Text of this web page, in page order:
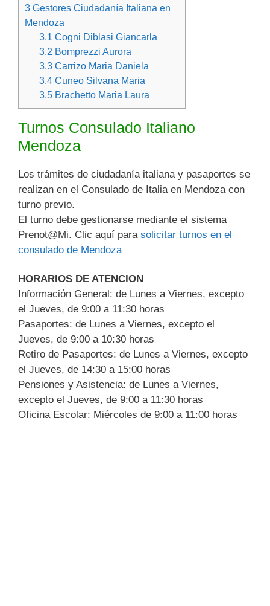
3 Gestores Ciudadanía Italiana en
Mendoza
3.1 Cogni Diblasi Giancarla
3.2 Bomprezzi Aurora
3.3 Carrizo Maria Daniela
3.4 Cuneo Silvana Maria
3.5 Brachetto Maria Laura
Turnos Consulado Italiano
Mendoza
Los trámites de ciudadanía italiana y pasaportes se
realizan en el Consulado de Italia en Mendoza con
turno previo.
El turno debe gestionarse mediante el sistema
Prenot@Mi. Clic aquí para solicitar turnos en el
consulado de Mendoza
HORARIOS DE ATENCION
Información General: de Lunes a Viernes, excepto
el Jueves, de 9:00 a 11:30 horas
Pasaportes: de Lunes a Viernes, excepto el
Jueves, de 9:00 a 10:30 horas
Retiro de Pasaportes: de Lunes a Viernes, excepto
el Jueves, de 14:30 a 15:00 horas
Pensiones y Asistencia: de Lunes a Viernes,
excepto el Jueves, de 9:00 a 11:30 horas
Oficina Escolar: Miércoles de 9:00 a 11:00 horas